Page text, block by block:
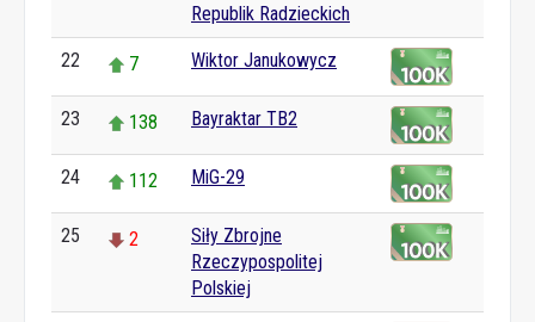
Republik Radzieckich
22 7 Wiktor Janukowycz
23 138 Bayraktar TB2
24 112 MiG-29
25 2
Siły Zbrojne
Rzeczypospolitej
Polskiej